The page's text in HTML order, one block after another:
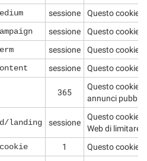
sessione
Questo cookie
sessione
Questo cookie
sessione
Questo cookie
sessione Questo cookie
365
Questo cookie
annunci
landing sessione
Questo cookie
Web di limitare
1 Questo cookie